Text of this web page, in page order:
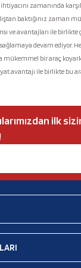
ihtiyacını zamanında
baktığınız zaman
ve avantajları ile
devam ediyor.
mükemmel bir araç
avantajı ile birlikte bu
ilk